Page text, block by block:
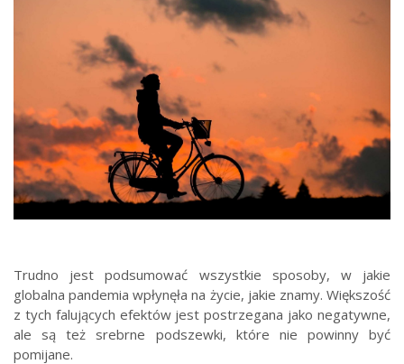
Trudno jest podsumować wszystkie sposoby, w jakie
globalna pandemia wpłynęła na życie, jakie znamy. Większość
z tych falujących efektów jest postrzegana jako negatywne,
ale są też srebrne podszewki, które nie powinny być
pomijane.